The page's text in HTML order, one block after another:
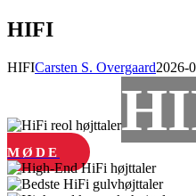
HIFI
HIFICarsten S. Overgaard2026-
MØDE